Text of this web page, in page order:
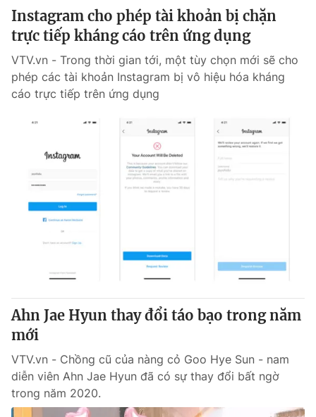
Instagram cho phép tài khoản bị chặn
trực tiếp kháng cáo trên ứng dụng
VTV.vn - Trong thời gian tới, một tùy chọn mới sẽ cho
phép các tài khoản Instagram bị vô hiệu hóa kháng
cáo trực tiếp trên ứng dụng
Ahn Jae Hyun thay đổi táo bạo trong năm
mới
VTV.vn - Chồng cũ của nàng cỏ Goo Hye Sun - nam
diễn viên Ahn Jae Hyun đã có sự thay đổi bất ngờ
trong năm 2020.